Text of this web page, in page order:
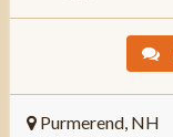
Purmerend, NH